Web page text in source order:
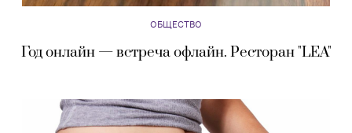
ОБЩЕСТВО
Год онлайн — встреча офлайн. Ресторан "LEA"